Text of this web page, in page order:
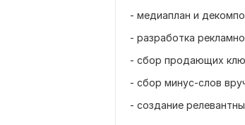
- медиаплан и
- разработка
- сбор продающих
- сбор минус-слов
- создание